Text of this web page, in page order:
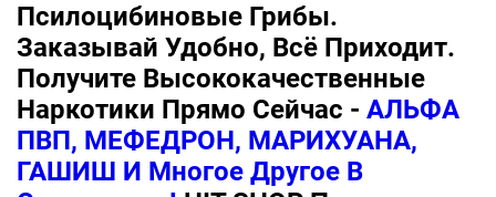
Псилоцибиновые Грибы.
Заказывай Удобно, Всё Приходит.
Получите Высококачественные
Наркотики Прямо Сейчас - АЛЬФА
ПВП, МЕФЕДРОН, МАРИХУАНА,
ГАШИШ И Многое Другое В